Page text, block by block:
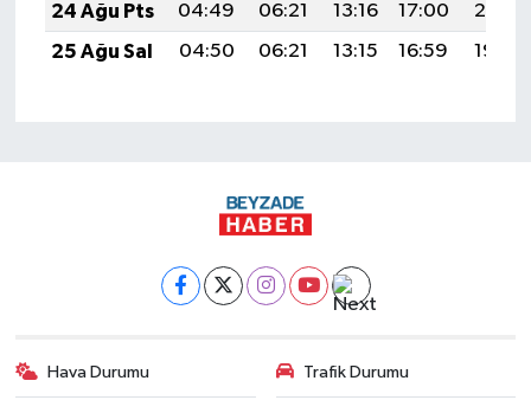
24 Ağu Pts
04:49 06:21 13:16 17:00
20:01
25 Ağu Sal
04:50 06:21 13:15 16:59 19:59
Hava Durumu Trafik Durumu